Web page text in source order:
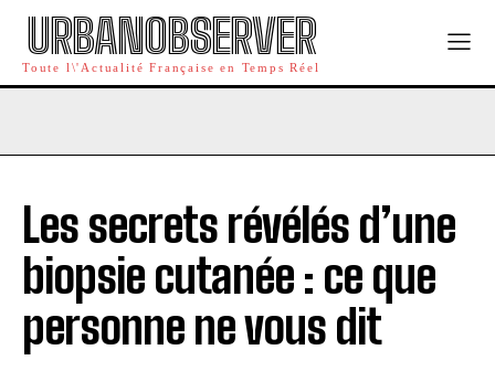
URBANOBSERVER
Toute l\'Actualité Française en Temps Réel
Les secrets révélés d’une
biopsie cutanée : ce que
personne ne vous dit